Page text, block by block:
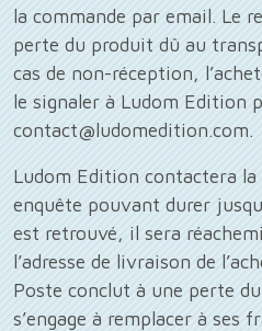
la commande par email. Le
perte du produit dû au
cas de non-réception,
le signaler à Ludom Edition
contact@ludomedition.com.
Ludom Edition contactera
enquête pouvant durer
est retrouvé, il sera
l’adresse de livraison de
Poste conclut à une perte
s’engage à remplacer à ses